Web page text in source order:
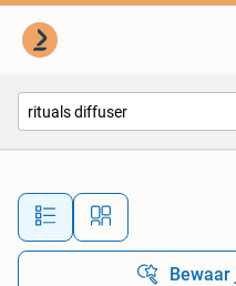
Alle
Bewaar